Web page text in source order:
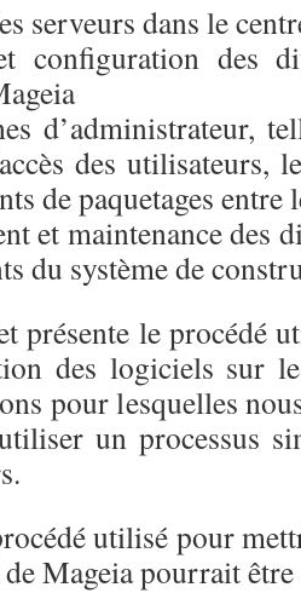
serveurs dans le
configuration des
d’administrateur,
des utilisateurs,
de paquetages entre
et maintenance des
du système de
présente le procédé
des logiciels sur
pour lesquelles
un processus
utilisé pour
Mageia pourrait